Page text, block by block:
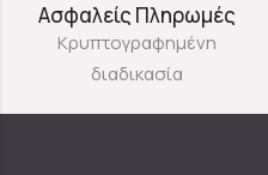
Ασφαλείς Πληρωμές
Κρυπτογραφημένη
διαδικασία